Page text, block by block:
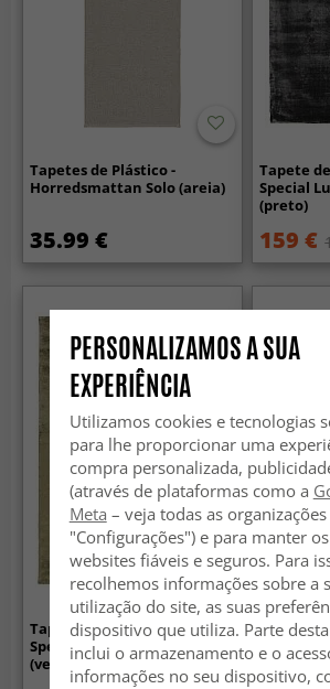
Tapetes de Plástico -
Horredsmattan Solo (areia)
35.99 €
Tapete
Special
(preto)
159 €
Tapete de viscose - Jodhpur
Special Luxury Edition
(verde oliva)
Tapetes
PERSONALIZAMOS A SUA
EXPERIÊNCIA
Utilizamos cookies e tecnologias
para lhe proporcionar uma
compra personalizada,
(através de plataformas como a
Meta – veja todas as
"Configurações") e para manter
websites fiáveis e seguros. Para
recolhemos informações sobre a
utilização do site, as suas
dispositivo que utiliza. Parte
inclui o armazenamento e o
informações no seu dispositivo,